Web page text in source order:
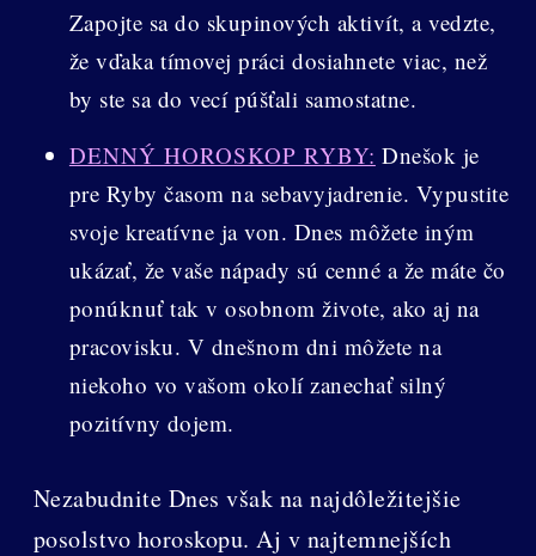
Zapojte sa do skupinových aktivít, a vedzte,
že vďaka tímovej práci dosiahnete viac, než
by ste sa do vecí púšťali samostatne.
DENNÝ HOROSKOP RYBY: Dnešok je
pre Ryby časom na sebavyjadrenie. Vypustite
svoje kreatívne ja von. Dnes môžete iným
ukázať, že vaše nápady sú cenné a že máte čo
ponúknuť tak v osobnom živote, ako aj na
pracovisku. V dnešnom dni môžete na
niekoho vo vašom okolí zanechať silný
pozitívny dojem.
Nezabudnite Dnes však na najdôležitejšie
posolstvo horoskopu. Aj v najtemnejších